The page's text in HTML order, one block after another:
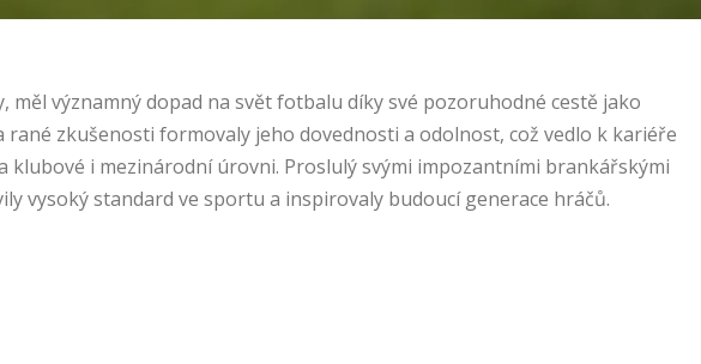
měl významný dopad na svět fotbalu díky své pozoruhodné cestě jako
rané zkušenosti formovaly jeho dovednosti a odolnost, což vedlo k kariéře
klubové i mezinárodní úrovni. Proslulý svými impozantními brankářskými
vysoký standard ve sportu a inspirovaly budoucí generace hráčů.